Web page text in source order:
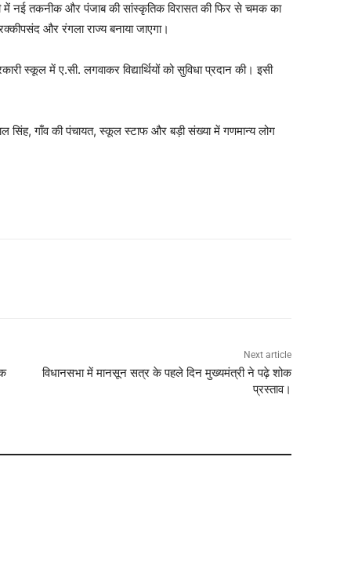
में नई तकनीक और पंजाब की सांस्कृतिक विरासत की फिर से चमक का
और रंगला राज्य बनाया जाएगा।
स्कूल में ए.सी. लगवाकर विद्यार्थियों को सुविधा प्रदान की। इसी
सिंह, गाँव की पंचायत, स्कूल स्टाफ और बड़ी संख्या में गणमान्य लोग
Next article
विधानसभा में मानसून सत्र के पहले दिन मुख्यमंत्री ने पढ़े शोक
प्रस्ताव।